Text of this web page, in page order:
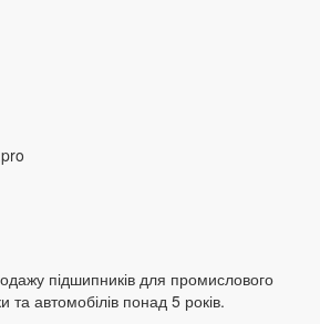
підшипників для промислового
та автомобілів понад 5 років.